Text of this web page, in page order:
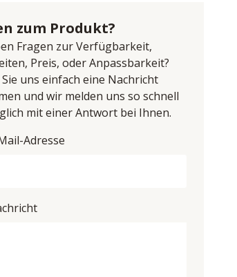
zum Produkt?
Fragen zur Verfügbarkeit,
Preis, oder Anpassbarkeit?
Sie uns einfach eine Nachricht
und wir melden uns so schnell
mit einer Antwort bei Ihnen.
Adresse